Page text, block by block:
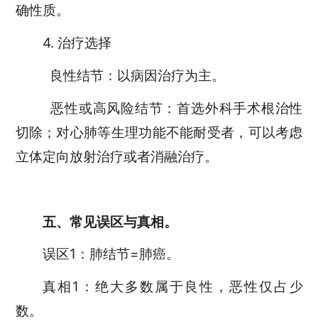
确性质。
4. 治疗选择
良性结节：以病因治疗为主。
恶性或高风险结节：首选外科手术根治性
切除；对心肺等生理功能不能耐受者，可以考虑
立体定向放射治疗或者消融治疗。
五、常见误区与真相。
误区1：肺结节=肺癌。
真相1：绝大多数属于良性，恶性仅占少
数。